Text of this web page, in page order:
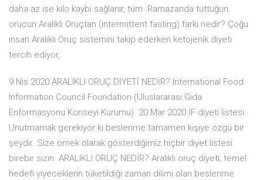
daha az ise kilo kaybı sağlanır, tüm Ramazanda tuttuğun
orucun Aralıklı Oruçtan (intermittent fasting) farkı nedir? Çoğu
insan Aralıklı Oruç sistemini takip ederken ketojenik diyeti
tercih ediyor,
9 Nis 2020 ARALIKLI ORUÇ DİYETİ NEDİR? International Food
Information Council Foundation (Uluslararası Gıda
Enformasyonu Konseyi Kurumu) 20 Mar 2020 İF diyeti listesi.
Unutmamak gerekiyor ki beslenme tamamen kişiye özgü bir
şeydir. Size örnek olarak gösterdiğimiz hiçbir diyet listesi
birebir sizin ARALIKLI ORUÇ NEDİR? Aralıklı oruç diyeti; temel
hedefi yiyeceklerin tüketildiği zaman dilimi olan beslenme